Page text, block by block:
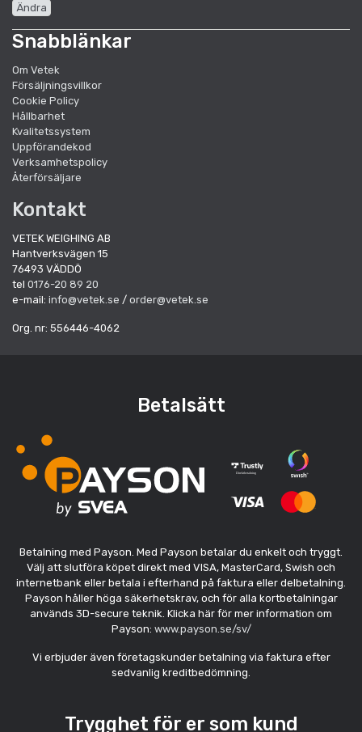
Ändra
Snabblänkar
Om Vetek
Försäljningsvillkor
Cookie Policy
Hållbarhet
Kvalitetssystem
Uppförandekod
Verksamhetspolicy
Återförsäljare
Kontakt
VETEK WEIGHING AB
Hantverksvägen 15
76493 VÄDDÖ
tel 0176-20 89 20
e-mail: info@vetek.se / order@vetek.se
Org. nr: 556446-4062
Betalsätt
Betalning med Payson. Med Payson betalar du enkelt och tryggt.
Välj att slutföra köpet direkt med VISA, MasterCard, Swish och
internetbank eller betala i efterhand på faktura eller delbetalning.
Payson håller höga säkerhetskrav, och för alla kortbetalningar
används 3D-secure teknik. Klicka här för mer information om
Payson: www.payson.se/sv/
Vi erbjuder även företagskunder betalning via faktura efter
sedvanlig kreditbedömning.
Trygghet för er som kund